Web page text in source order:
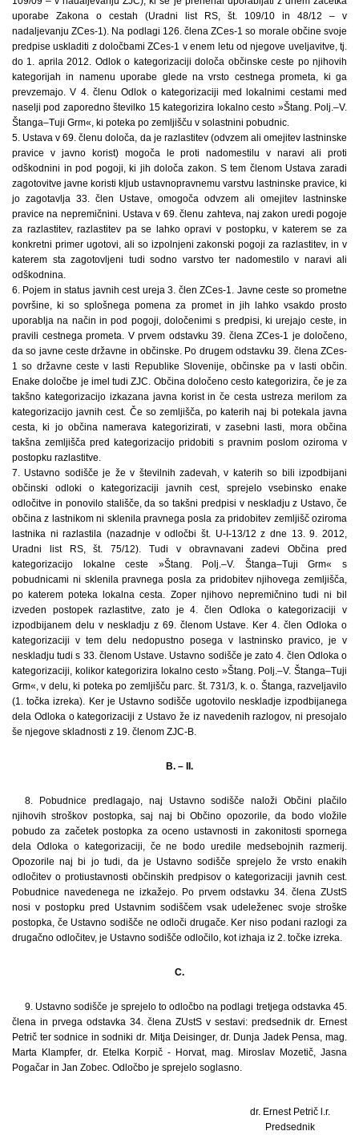
uporabe Zakona o cestah (Uradni list RS, št. 109/10 in 48/12 – v
nadaljevanju ZCes-1). Na podlagi 126. člena ZCes-1 so morale občine svoje
predpise uskladiti z določbami ZCes-1 v enem letu od njegove uveljavitve, tj.
do 1. aprila 2012. Odlok o kategorizaciji določa občinske ceste po njihovih
kategorijah in namenu uporabe glede na vrsto cestnega prometa, ki ga
prevzemajo. V 4. členu Odlok o kategorizaciji med lokalnimi cestami med
naselji pod zaporedno številko 15 kategorizira lokalno cesto »Štang. Polj.–V.
Štanga–Tuji Grm«, ki poteka po zemljišču v solastnini pobudnic.
5. Ustava v 69. členu določa, da je razlastitev (odvzem ali omejitev lastninske
pravice v javno korist) mogoča le proti nadomestilu v naravi ali proti
odškodnini in pod pogoji, ki jih določa zakon. S tem členom Ustava zaradi
zagotovitve javne koristi kljub ustavnopravnemu varstvu lastninske pravice, ki
jo zagotavlja 33. člen Ustave, omogoča odvzem ali omejitev lastninske
pravice na nepremičnini. Ustava v 69. členu zahteva, naj zakon uredi pogoje
za razlastitev, razlastitev pa se lahko opravi v postopku, v katerem se za
konkretni primer ugotovi, ali so izpolnjeni zakonski pogoji za razlastitev, in v
katerem sta zagotovljeni tudi sodno varstvo ter nadomestilo v naravi ali
odškodnina.
6. Pojem in status javnih cest ureja 3. člen ZCes-1. Javne ceste so prometne
površine, ki so splošnega pomena za promet in jih lahko vsakdo prosto
uporablja na način in pod pogoji, določenimi s predpisi, ki urejajo ceste, in
pravili cestnega prometa. V prvem odstavku 39. člena ZCes-1 je določeno,
da so javne ceste državne in občinske. Po drugem odstavku 39. člena ZCes-
1 so državne ceste v lasti Republike Slovenije, občinske pa v lasti občin.
Enake določbe je imel tudi ZJC. Občina določeno cesto kategorizira, če je za
takšno kategorizacijo izkazana javna korist in če cesta ustreza merilom za
kategorizacijo javnih cest. Če so zemljišča, po katerih naj bi potekala javna
cesta, ki jo občina namerava kategorizirati, v zasebni lasti, mora občina
takšna zemljišča pred kategorizacijo pridobiti s pravnim poslom oziroma v
postopku razlastitve.
7. Ustavno sodišče je že v številnih zadevah, v katerih so bili izpodbijani
občinski odloki o kategorizaciji javnih cest, sprejelo vsebinsko enake
odločitve in ponovilo stališče, da so takšni predpisi v neskladju z Ustavo, če
občina z lastnikom ni sklenila pravnega posla za pridobitev zemljišč oziroma
lastnika ni razlastila (nazadnje v odločbi št. U-I-13/12 z dne 13. 9. 2012,
Uradni list RS, št. 75/12). Tudi v obravnavani zadevi Občina pred
kategorizacijo lokalne ceste »Štang. Polj.–V. Štanga–Tuji Grm« s
pobudnicami ni sklenila pravnega posla za pridobitev njihovega zemljišča,
po katerem poteka lokalna cesta. Zoper njihovo nepremičnino tudi ni bil
izveden postopek razlastitve, zato je 4. člen Odloka o kategorizaciji v
izpodbijanem delu v neskladju z 69. členom Ustave. Ker 4. člen Odloka o
kategorizaciji v tem delu nedopustno posega v lastninsko pravico, je v
neskladju tudi s 33. členom Ustave. Ustavno sodišče je zato 4. člen Odloka o
kategorizaciji, kolikor kategorizira lokalno cesto »Štang. Polj.–V. Štanga–Tuji
Grm«, v delu, ki poteka po zemljišču parc. št. 731/3, k. o. Štanga, razveljavilo
(1. točka izreka). Ker je Ustavno sodišče ugotovilo neskladje izpodbijanega
dela Odloka o kategorizaciji z Ustavo že iz navedenih razlogov, ni presojalo
še njegove skladnosti z 19. členom ZJC-B.
B. – II.
8. Pobudnice predlagajo, naj Ustavno sodišče naloži Občini plačilo
njihovih stroškov postopka, saj naj bi Občino opozorile, da bodo vložile
pobudo za začetek postopka za oceno ustavnosti in zakonitosti spornega
dela Odloka o kategorizaciji, če ne bodo uredile medsebojnih razmerij.
Opozorile naj bi jo tudi, da je Ustavno sodišče sprejelo že vrsto enakih
odločitev o protiustavnosti občinskih predpisov o kategorizaciji javnih cest.
Pobudnice navedenega ne izkažejo. Po prvem odstavku 34. člena ZUstS
nosi v postopku pred Ustavnim sodiščem vsak udeleženec svoje stroške
postopka, če Ustavno sodišče ne odloči drugače. Ker niso podani razlogi za
drugačno odločitev, je Ustavno sodišče odločilo, kot izhaja iz 2. točke izreka.
C.
9. Ustavno sodišče je sprejelo to odločbo na podlagi tretjega odstavka 45.
člena in prvega odstavka 34. člena ZUstS v sestavi: predsednik dr. Ernest
Petrič ter sodnice in sodniki dr. Mitja Deisinger, dr. Dunja Jadek Pensa, mag.
Marta Klampfer, dr. Etelka Korpič - Horvat, mag. Miroslav Mozetič, Jasna
Pogačar in Jan Zobec. Odločbo je sprejelo soglasno.
dr. Ernest Petrič l.r.
Predsednik